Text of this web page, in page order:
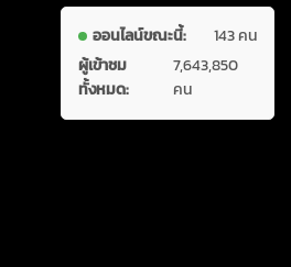
ออนไลน์ขณะนี้:
143 คน
ผู้เข้าชม
ทั้งหมด:
7,643,850
คน